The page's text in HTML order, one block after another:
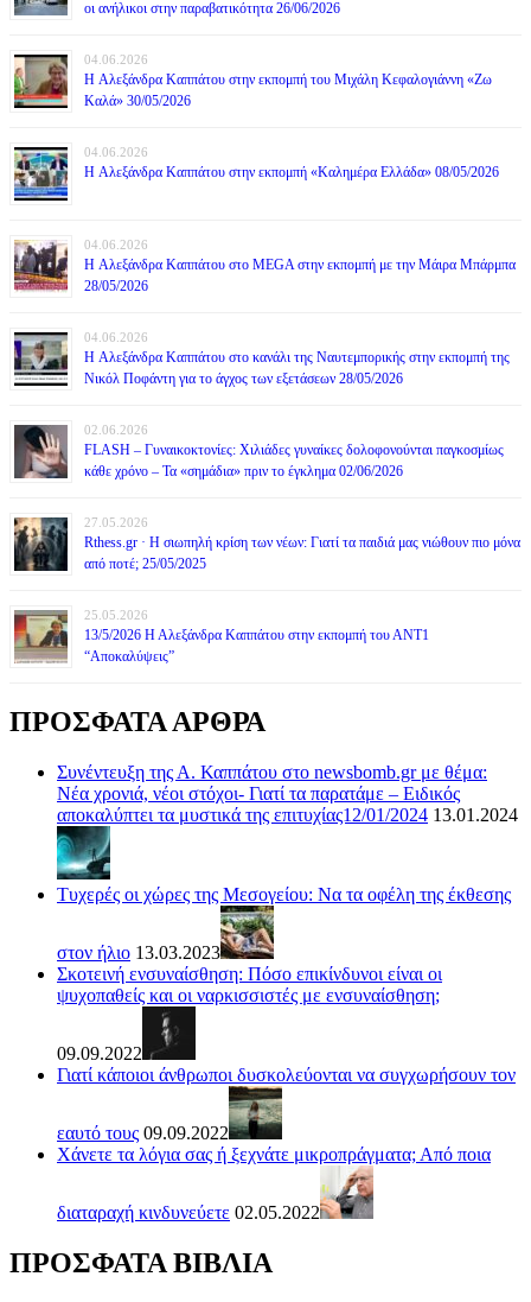
οι ανήλικοι στην παραβατικότητα 26/06/2026
04.06.2026
H Αλεξάνδρα Καππάτου στην εκπομπή του Μιχάλη Κεφαλογιάννη «Ζω
Καλά» 30/05/2026
04.06.2026
H Αλεξάνδρα Καππάτου στην εκπομπή «Καλημέρα Ελλάδα» 08/05/2026
04.06.2026
H Αλεξάνδρα Καππάτου στο MEGA στην εκπομπή με την Μάιρα Mπάρμπα
28/05/2026
04.06.2026
H Αλεξάνδρα Καππάτου στο κανάλι της Ναυτεμπορικής στην εκπομπή της
Νικόλ Ποφάντη για το άγχος των εξετάσεων 28/05/2026
02.06.2026
FLASH – Γυναικοκτονίες: Χιλιάδες γυναίκες δολοφονούνται παγκοσμίως
κάθε χρόνο – Τα «σημάδια» πριν το έγκλημα 02/06/2026
27.05.2026
Rthess.gr · Η σιωπηλή κρίση των νέων: Γιατί τα παιδιά μας νιώθουν πιο μόνα
από ποτέ; 25/05/2025
25.05.2026
13/5/2026 Η Αλεξάνδρα Καππάτου στην εκπομπή του ΑΝΤ1
“Αποκαλύψεις”
ΠΡΟΣΦΑΤΑ ΑΡΘΡΑ
Συνέντευξη της Α. Καππάτου στο newsbomb.gr με θέμα:
Νέα χρονιά, νέοι στόχοι- Γιατί τα παρατάμε – Ειδικός
αποκαλύπτει τα μυστικά της επιτυχίας12/01/2024 13.01.2024
Τυχερές οι χώρες της Μεσογείου: Να τα οφέλη της έκθεσης
στον ήλιο 13.03.2023
Σκοτεινή ενσυναίσθηση: Πόσο επικίνδυνοι είναι οι
ψυχοπαθείς και οι ναρκισσιστές με ενσυναίσθηση;
09.09.2022
Γιατί κάποιοι άνθρωποι δυσκολεύονται να συγχωρήσουν τον
εαυτό τους 09.09.2022
Χάνετε τα λόγια σας ή ξεχνάτε μικροπράγματα; Από ποια
διαταραχή κινδυνεύετε 02.05.2022
ΠΡΟΣΦΑΤΑ ΒΙΒΛΙΑ